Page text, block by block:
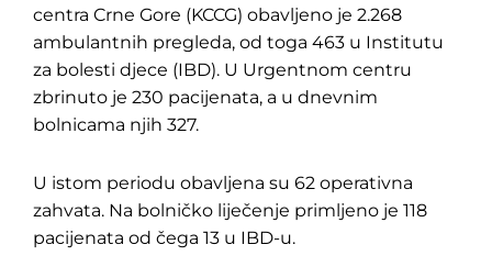
centra Crne Gore (KCCG) obavljeno je 2.268
ambulantnih pregleda, od toga 463 u Institutu
za bolesti djece (IBD). U Urgentnom centru
zbrinuto je 230 pacijenata, a u dnevnim
bolnicama njih 327.
U istom periodu obavljena su 62 operativna
zahvata. Na bolničko liječenje primljeno je 118
pacijenata od čega 13 u IBD-u.